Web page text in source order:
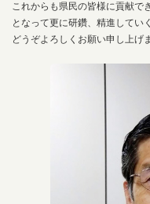
これからも県民の皆様に貢献で
となって更に研鑽、精進してい
どうぞよろしくお願い申し上げ